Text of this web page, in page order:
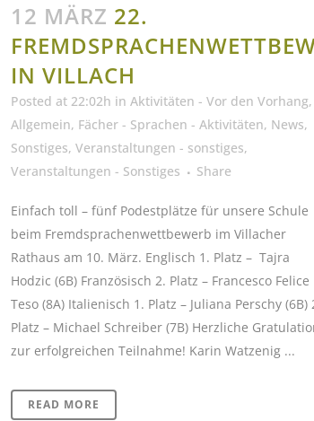
12 MÄRZ 22.
IN VILLACH
Posted at 22:02h in Aktivitäten - Vor den Vorhang,
Allgemein, Fächer - Sprachen - Aktivitäten, News,
Sonstiges, Veranstaltungen - sonstiges,
Veranstaltungen - Sonstiges
Share
Einfach toll – fünf Podestplätze für unsere Schule
beim Fremdsprachenwettbewerb im Villacher
Rathaus am 10. März. Englisch 1. Platz – Tajra
Hodzic (6B) Französisch 2. Platz – Francesco Felice
Teso (8A) Italienisch 1. Platz – Juliana Perschy (6B)
Platz – Michael Schreiber (7B) Herzliche
zur erfolgreichen Teilnahme! Karin Watzenig ...
READ MORE